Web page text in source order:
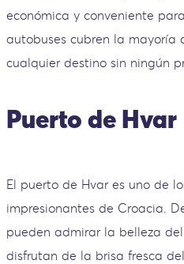
económica y conveniente
autobuses cubren la mayoría
cualquier destino sin ningún
Puerto de Hvar
El puerto de Hvar es uno de
impresionantes de Croacia.
pueden admirar la belleza
disfrutan de la brisa fresca